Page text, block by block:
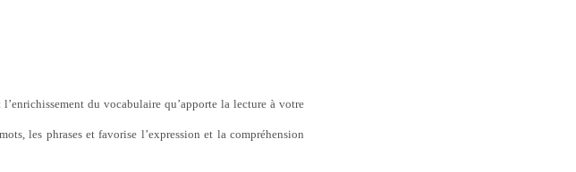
du vocabulaire qu’apporte la lecture à votre
les phrases et favorise l’expression et la compréhension